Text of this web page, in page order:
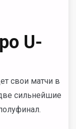
U-
свои матчи в
сильнейшие